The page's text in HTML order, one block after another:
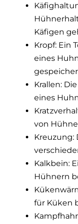
Käfigen
Kropf: Ein
eines
Krallen:
eines
von
Kreuzung:
Kalkbein:
Hühnern
für Küken